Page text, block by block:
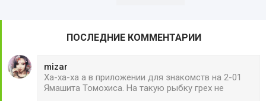
ПОСЛЕДНИЕ КОММЕНТАРИИ
mizar
Ха-ха-ха а в приложении для знакомств на 2-01
Ямашита Томохиса. На такую рыбку грех не